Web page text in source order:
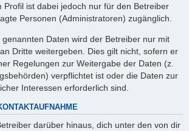
Profil ist dabei jedoch nur für den Betreiber
Personen (Administratoren) zugänglich.
Daten wird der Betreiber nur mit
Dritte weitergeben. Dies gilt nicht, sofern er
Regelungen zur Weitergabe der Daten (z.
verpflichtet ist oder die Daten zur
Interessen erforderlich sind.
darüber hinaus, dich unter den von dir